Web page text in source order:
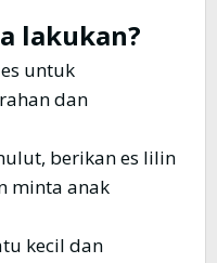
lakukan?
untuk
dan
berikan es lilin
minta anak
kecil dan